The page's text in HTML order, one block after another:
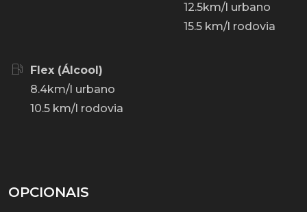
12.5km/l urbano
15.5 km/l rodovia
Flex (Álcool)
8.4km/l urbano
10.5 km/l rodovia
OPCIONAIS